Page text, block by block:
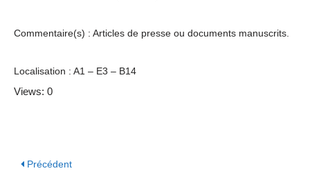
Commentaire(s) : Articles de presse ou documents manuscrits.
Localisation : A1 – E3 – B14
Views: 0
Précédent